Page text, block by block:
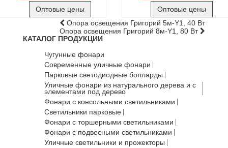
Оптовые цены
Оптовые цены
Опора освещения Григорий 5м-Y1, 40 Вт
Опора освещения Григорий 8м-Y1, 80 Вт
КАТАЛОГ ПРОДУКЦИИ
Чугунные фонари
Современные уличные фонари
Парковые светодиодные болларды
Уличные фонари из натурального дерева и с
элементами под дерево
Фонари с консольными светильниками
Светильники парковые
Фонари с торшерными светильниками
Фонари с подвесными светильниками
Уличные светильники и прожекторы